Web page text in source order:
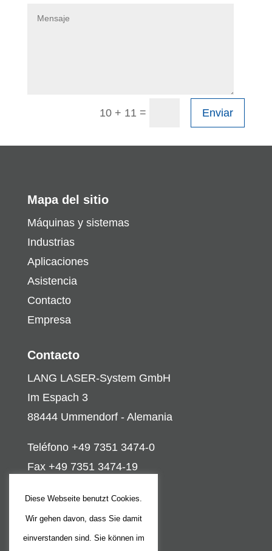
10 + 11 = Enviar
Mapa del sitio
Máquinas y sistemas
Industrias
Aplicaciones
Asistencia
Contacto
Empresa
Contacto
LANG LASER-System GmbH
Im Espach 3
88444 Ummendorf - Alemania
Teléfono +49 7351 3474-0
Fax +49 7351 3474-19
Asuntos legales
Aviso legal
Diese Webseite benutzt Cookies.
Wir gehen davon, dass Sie damit
einverstanden sind. Sie können im